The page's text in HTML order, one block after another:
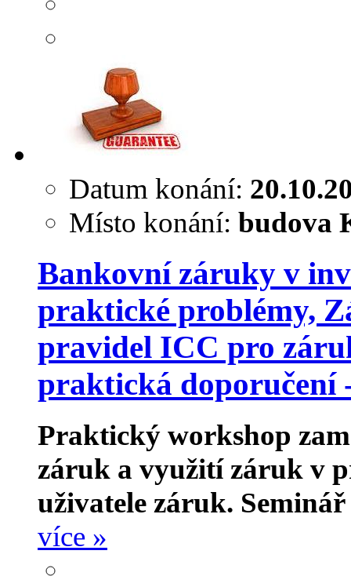
Datum konání:
Místo konání: budova
Bankovní záruky v
praktické problémy,
pravidel ICC pro
praktická doporučení
Praktický workshop
záruk a využití záruk v
uživatele záruk.
více »